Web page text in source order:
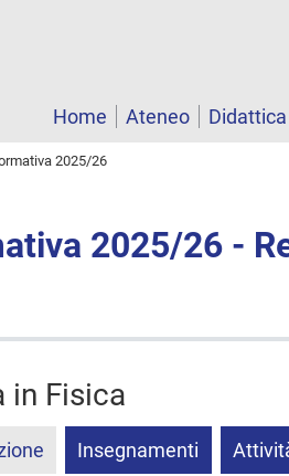
Home
Ateneo Didattica
2025/26
2025/26 -
in Fisica
Insegnamenti